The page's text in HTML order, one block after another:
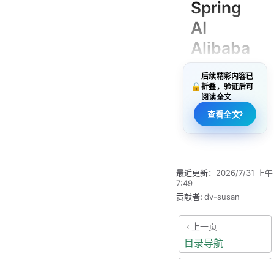
Spring
AI
Alibaba
简介与环
境搭建
1.1 什么是
Spring AI
Alibaba 是基于
Spring AI 构建
的一套增强与扩
展：它复用
🔒
后续精彩内容已
折叠，验证后可
阅读全文
查看全文›
最近更新： 2026/7/31 上午
7:49
贡献者: dv-susan
上一页
目录导航